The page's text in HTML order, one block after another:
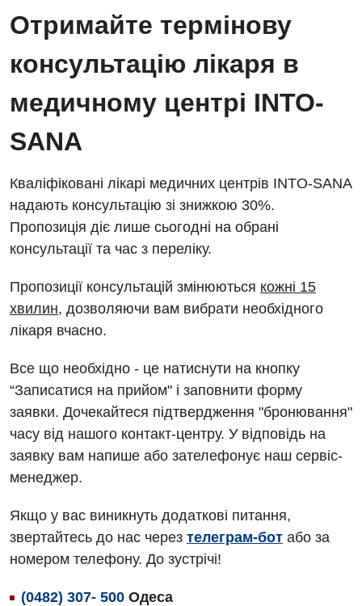
Енциклопедія
Програма лояльності
Діагностичне відділення
Ендоскопічне відділення
Інструментальна діагностика
Мамографія
Нейросонографія
Рентгенографія
УЗД
Для дорослих
Акушерство і гінекологія
Алергологія, імунологія
Андрологія
Безоплатні послуги
Відділення інтенсивної терапії
Відділення кардіосудинної патології та неврології
Відділення невідкладних станів
Відділ госпіталізації
Відділення невідкладних станів
Відділення інтенсивної терапії
Гінекологічне відділення
Денний стаціонар
Діагностичне відділення
Ендоскопічне відділення
Офтальмологічне відділення
Педіатричне відділення
Терапевтичне відділення
Травматологічне відділення
Урологічне відділення
Хірургічне відділення
Декларування
Лікування гострого інфаркту
Національний скринінг здоров’я 40+
Російська
Отримайте термінову
консультацію лікаря в
медичному центрі INTO-
SANA
Кваліфіковані лікарі медичних центрів INTO-SANA
надають консультацію зі знижкою 30%.
Пропозиція діє лише сьогодні на обрані
консультації та час з переліку.
Пропозиції консультацій змінюються кожні 15
хвилин, дозволяючи вам вибрати необхідного
лікаря вчасно.
Все що необхідно - це натиснути на кнопку
“Записатися на прийом" і заповнити форму
заявки. Дочекайтеся підтвердження "бронювання"
часу від нашого контакт-центру. У відповідь на
заявку вам напише або зателефонує наш сервіс-
менеджер.
Якщо у вас виникнуть додаткові питання,
звертайтесь до нас через телеграм-бот або за
номером телефону. До зустрічі!
(0482) 307- 500 Одеса